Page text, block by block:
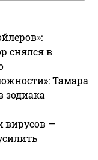
снялся в
Тамара
зодиака
вирусов —